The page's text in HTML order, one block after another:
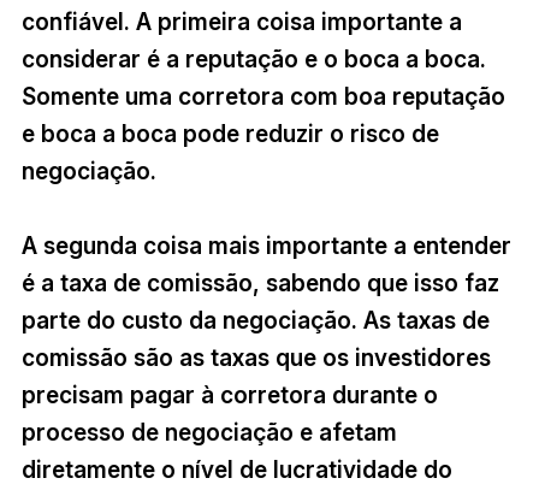
confiável. A primeira coisa importante a
considerar é a reputação e o boca a boca.
Somente uma corretora com boa reputação
e boca a boca pode reduzir o risco de
negociação.
A segunda coisa mais importante a entender
é a taxa de comissão, sabendo que isso faz
parte do custo da negociação. As taxas de
comissão são as taxas que os investidores
precisam pagar à corretora durante o
processo de negociação e afetam
diretamente o nível de lucratividade do